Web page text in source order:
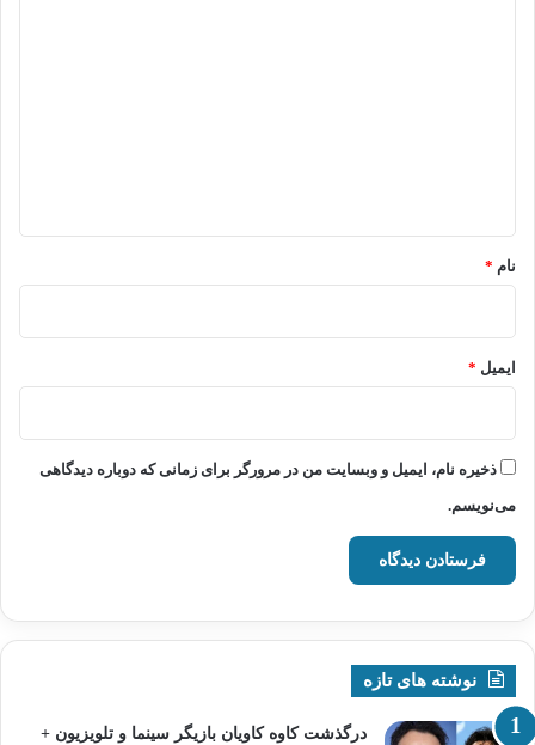
نام *
ایمیل *
ذخیره نام، ایمیل و وبسایت من در مرورگر برای زمانی که دوباره دیدگاهی
می‌نویسم.
نوشته های تازه
درگذشت کاوه کاویان بازیگر سینما و تلویزیون +